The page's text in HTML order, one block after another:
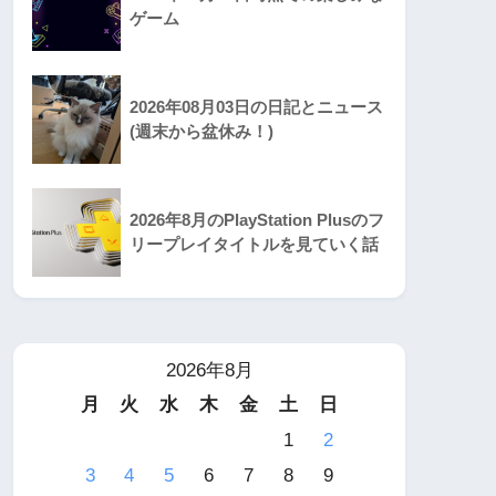
ゲーム
2026年08月03日の日記とニュース
(週末から盆休み！)
2026年8月のPlayStation Plusのフ
リープレイタイトルを見ていく話
2026年8月
月
火 水 木 金 土
日
1
2
3
4 5 6 7 8 9